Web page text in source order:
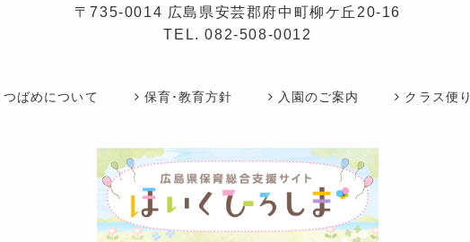
〒735-0014 広島県安芸郡府中町柳ケ丘20-16
TEL.082-508-0012
つばめについて 保育･教育方針 入園のご案内 クラス便り